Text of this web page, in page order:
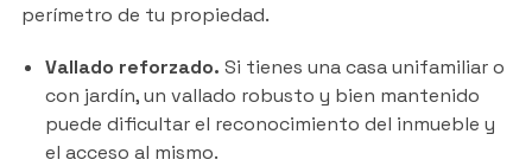
perímetro de tu propiedad.
Vallado reforzado. Si tienes una casa unifamiliar o
con jardín, un vallado robusto y bien mantenido
puede dificultar el reconocimiento del inmueble y
el acceso al mismo.